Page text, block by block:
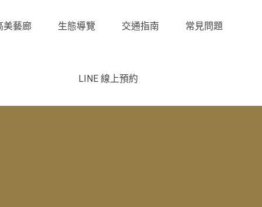
美藝廊 生態導覽 交通指南 常見問題
LINE 線上預約